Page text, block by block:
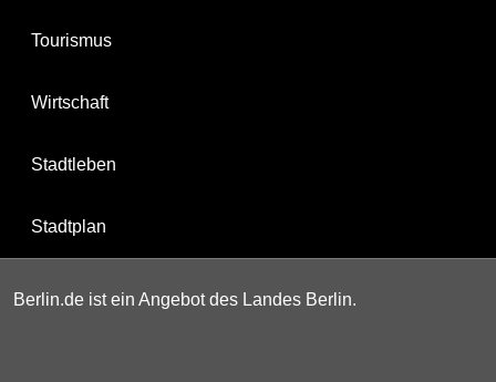
Tourismus
Wirtschaft
Stadtleben
Stadtplan
Berlin.de ist ein Angebot des Landes Berlin.